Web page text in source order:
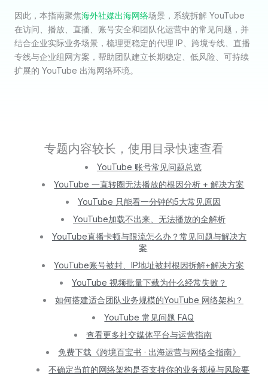
因此，本指南聚焦海外社媒出海网络场景，系统拆解 YouTube
在访问、播放、直播、账号安全和团队化运营中的常见问题，并
结合企业实际业务场景，梳理更稳定的代理 IP、跨境专线、直播
专线与企业组网方案，帮助团队建立长期稳定、低风险、可持续
扩展的 YouTube 出海网络环境。
专题内容较长，使用目录快速查看
YouTube 账号常见问题总览
YouTube 一直转圈无法播放的根因分析 + 解决方案
YouTube 只能看一分钟的5大常见原因
YouTube加载不出来、无法播放的全解析
YouTube直播卡顿与限流怎么办？常见问题与解决方
案
YouTube账号被封、IP地址被封根因拆解+解决方案
YouTube 视频批量下载为什么经常失败？
如何搭建适合团队业务规模的YouTube 网络架构？
YouTube 常见问题 FAQ
查看更多社交媒体平台与运营指南
免费下载《跨境百宝书 · 出海运营与网络全指南》
不确定当前的网络架构是否支持你的业务规模与风险要